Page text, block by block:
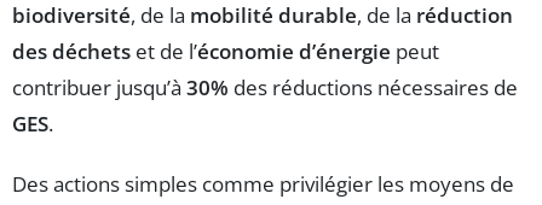
biodiversité, de la mobilité durable, de la réduction
des déchets et de l’économie d’énergie peut
contribuer jusqu’à 30% des réductions nécessaires de
GES.
Des actions simples comme privilégier les moyens de